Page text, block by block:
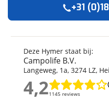
Merk
Automerk camper
Model
Uitvoering
Bouwjaar
Modeljaar
Deze Hymer staat bij:
Campolife B.V.
Langeweg, 1a, 3274 LZ,
4,21145 reviews
4,21145 reviews
+31